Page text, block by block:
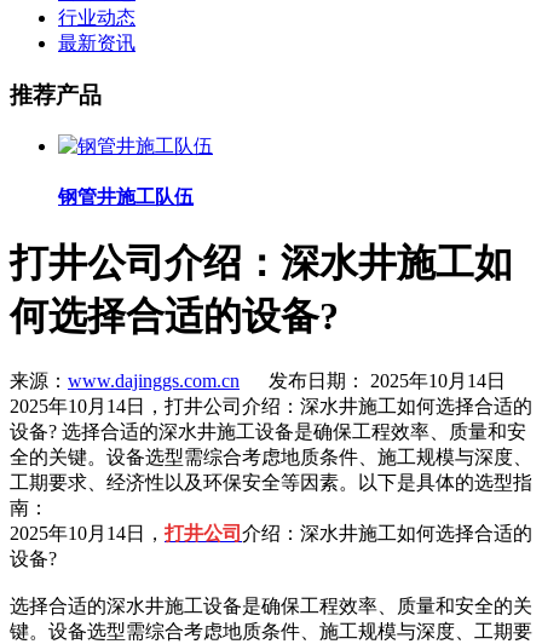
行业动态
最新资讯
推荐产品
钢管井施工队伍
打井公司介绍：深水井施工如
何选择合适的设备?
来源： www.dajinggs.com.cn 发布日期： 2025年10月14日
2025年10月14日，打井公司介绍：深水井施工如何选择合适的
设备? 选择合适的深水井施工设备是确保工程效率、质量和安
全的关键。设备选型需综合考虑地质条件、施工规模与深度、
工期要求、经济性以及环保安全等因素。以下是具体的选型指
南：
2025年10月14日， 打井公司 介绍：深水井施工如何选择合适的
设备?
选择合适的深水井施工设备是确保工程效率、质量和安全的关
键。设备选型需综合考虑地质条件、施工规模与深度、工期要